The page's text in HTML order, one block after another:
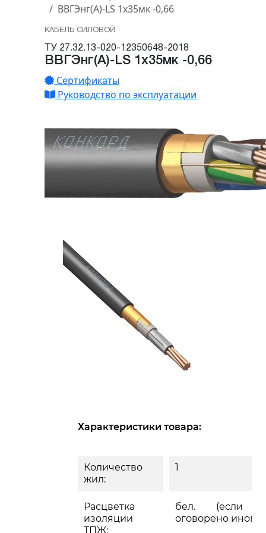
ВВГЭнг(А)-LS 1х35мк -0,66
КАБЕЛЬ СИЛОВОЙ
ТУ 27.32.13-020-12350648-2018
ВВГЭнг(А)-LS 1х35мк -0,66
Сертификаты
Руководство по эксплуатации
Характеристики товара:
Количество
жил:
1
Расцветка
изоляции
ТПЖ:
бел. (если
оговорено иного)